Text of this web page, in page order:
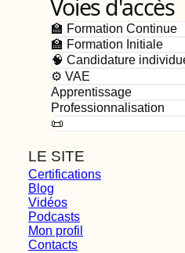
Voies d'accès
🏫 Formation Continue
🏫 Formation Initiale
🧠 Candidature
⚙️ VAE
Apprentissage
Professionnalisation
📜
LE SITE
Certifications
Blog
Vidéos
Podcasts
Mon profil
Contacts